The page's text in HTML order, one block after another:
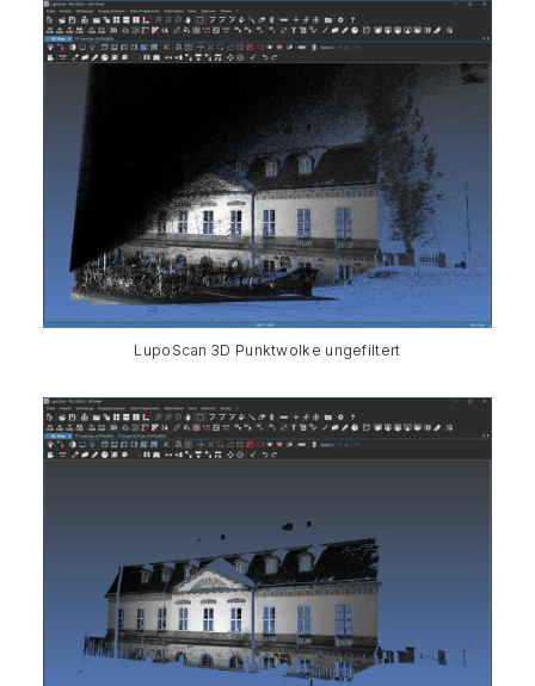
LupoScan 3D Punktwolke ungefiltert